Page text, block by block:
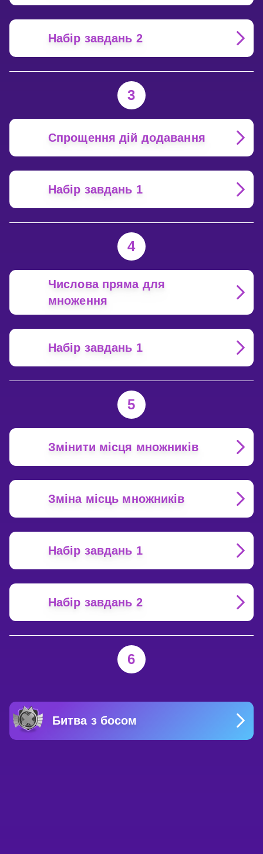
Набір завдань 2
3
Спрощення дій додавання
Набір завдань 1
4
Числова пряма для
множення
Набір завдань 1
5
Змінити місця множників
Зміна місць множників
Набір завдань 1
Набір завдань 2
6
Битва з босом